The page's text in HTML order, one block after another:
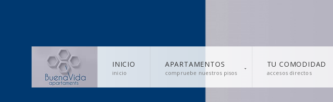
INICIO
inicio
APARTAMENTOS
compruebe nuestros pisos
TU COMODIDAD
accesos directos